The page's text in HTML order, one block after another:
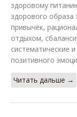
здоровому
здорового образа
привычек,
отдыхом,
систематические
позитивного
Читать дальше →